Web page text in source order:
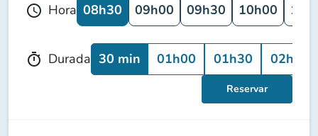
schedule Hora 08h30 09h00 09h30 10h00
timer Durada 30 min 01h00 01h30 02h00
Reservar